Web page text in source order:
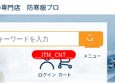
専門店 防寒服プロ
ログイン
__ITM_CNT__
カート
メニュー